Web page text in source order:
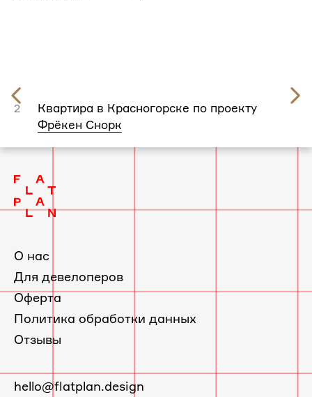
2
Квартира в Красногорске по проекту
Фрёкен Снорк
слайд
О нас
Для девелоперов
Оферта
Политика обработки данных
Отзывы
E-
hello@flatplan.design